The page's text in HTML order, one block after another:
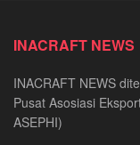
INACRAFT NEWS
INACRAFT NEWS
Pusat Asosiasi
ASEPHI)